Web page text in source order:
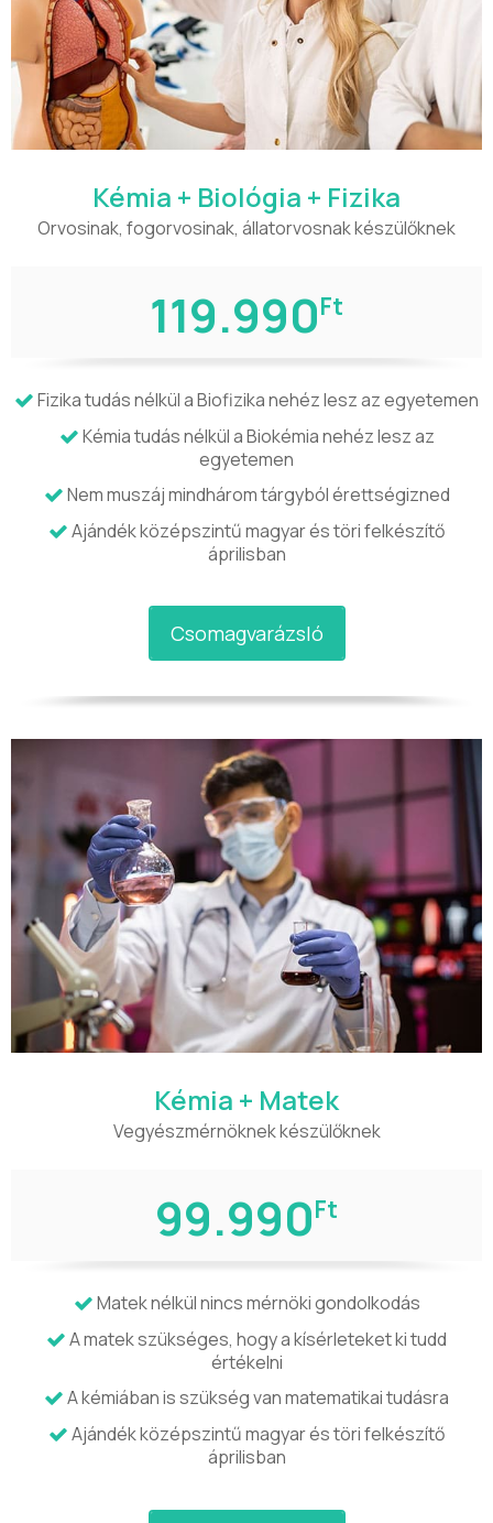
Kémia + Biológia + Fizika
Orvosinak, fogorvosinak, állatorvosnak készülőknek
119.990Ft
Fizika tudás nélkül a Biofizika nehéz lesz az egyetemen
Kémia tudás nélkül a Biokémia nehéz lesz az
egyetemen
Nem muszáj mindhárom tárgyból érettségizned
Ajándék középszintű magyar és töri felkészítő
áprilisban
Csomagvarázsló
Kémia + Matek
Vegyészmérnöknek készülőknek
99.990Ft
Matek nélkül nincs mérnöki gondolkodás
A matek szükséges, hogy a kísérleteket ki tudd
értékelni
A kémiában is szükség van matematikai tudásra
Ajándék középszintű magyar és töri felkészítő
áprilisban